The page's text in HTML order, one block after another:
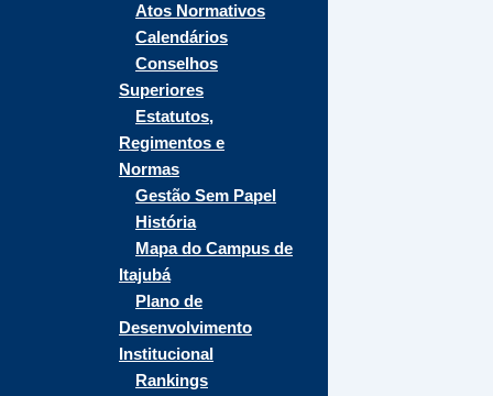
Atos Normativos
Calendários
Conselhos
Superiores
Estatutos,
Regimentos e
Normas
Gestão Sem Papel
História
Mapa do Campus de
Itajubá
Plano de
Desenvolvimento
Institucional
Rankings